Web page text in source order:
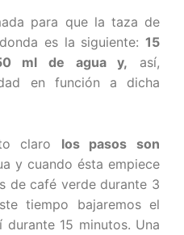
para que la taza de
es la siguiente: 15
ml de agua y, así,
en función a dicha
claro los pasos son
y cuando ésta empiece
de café verde durante 3
tiempo bajaremos el
15 minutos. Una